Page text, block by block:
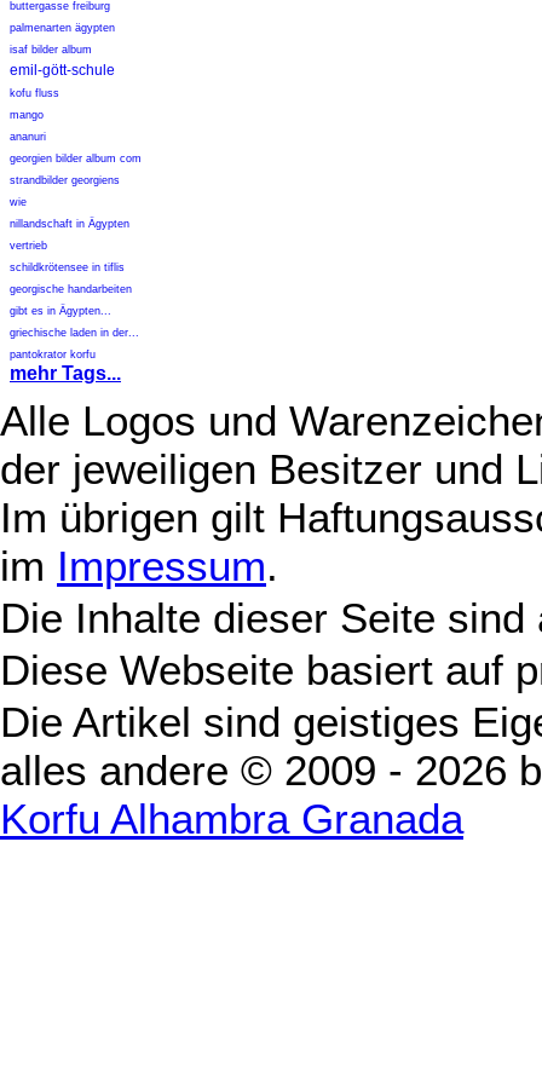
buttergasse freiburg
palmenarten ägypten
isaf bilder album
emil-gött-schule
kofu fluss
mango
ananuri
georgien bilder album com
strandbilder georgiens
wie
nillandschaft in Ägypten
vertrieb
schildkrötensee in tiflis
georgische handarbeiten
gibt es in Ägypten...
griechische laden in der...
pantokrator korfu
mehr Tags...
Alle Logos und
der jeweiligen Besitzer und
Im übrigen gilt
im Impressum.
Die Inhalte dieser Seite
Diese Webseite basiert auf
Die Artikel sind geistiges
alles andere © 2009 - 2026
Korfu Alhambra Granada